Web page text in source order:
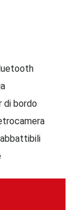
di bordo